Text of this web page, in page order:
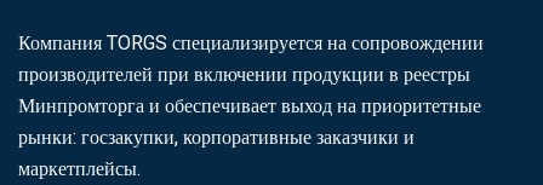
Компания TORGS специализируется на сопровождении
производителей при включении продукции в реестры
Минпромторга и обеспечивает выход на приоритетные
рынки: госзакупки, корпоративные заказчики и
маркетплейсы.